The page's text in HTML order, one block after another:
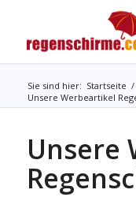
Sie sind hier: Startseite /
Unsere Werbeartikel
Unsere